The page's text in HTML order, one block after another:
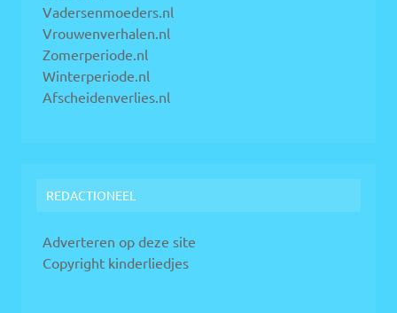
Vadersenmoeders.nl
Vrouwenverhalen.nl
Zomerperiode.nl
Winterperiode.nl
Afscheidenverlies.nl
REDACTIONEEL
Adverteren op deze site
Copyright kinderliedjes